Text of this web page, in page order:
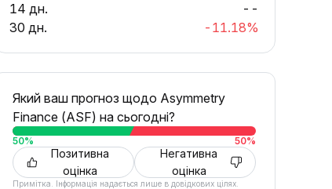
14 дн.
--
30 дн.
-11.18%
Який ваш прогноз щодо Asymmetry
Finance (ASF) на сьогодні?
50% 50%
Позитивна
оцінка
Негативна
оцінка
Примітка. Інформація надається лише в довідкових цілях.